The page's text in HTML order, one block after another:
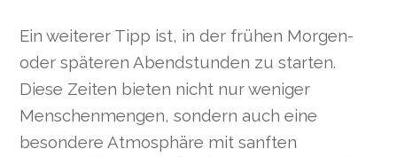
Ein weiterer Tipp ist, in der frühen Morgen-
oder späteren Abendstunden zu starten.
Diese Zeiten bieten nicht nur weniger
Menschenmengen, sondern auch eine
besondere Atmosphäre mit sanften